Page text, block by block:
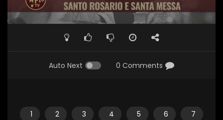
Auto Next 0 Comments
1 2 3 4 5 6
7